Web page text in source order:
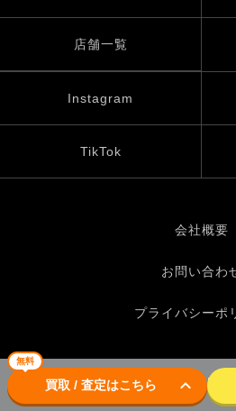
無料
買取 / 査定はこちら keyboard_arrow_down
店舗一覧
Instagram
TikTok
会社概要
お問い合わ
プライバシーポ
© UP GARAGE